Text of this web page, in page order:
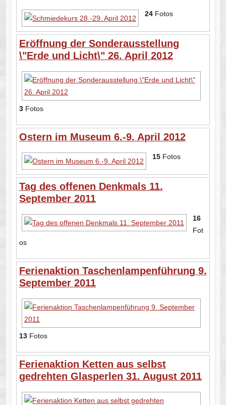
24Fotos
Eröffnung der Sonderausstellung
\"Erde und Licht\" 26. April 2012
3Fotos
Ostern im Museum 6.-9. April 2012
15Fotos
Tag des offenen Denkmals 11.
September 2011
16
Fot
os
Ferienaktion Taschenlampenführung 9.
September 2011
13Fotos
Ferienaktion Ketten aus selbst
gedrehten Glasperlen 31. August 2011